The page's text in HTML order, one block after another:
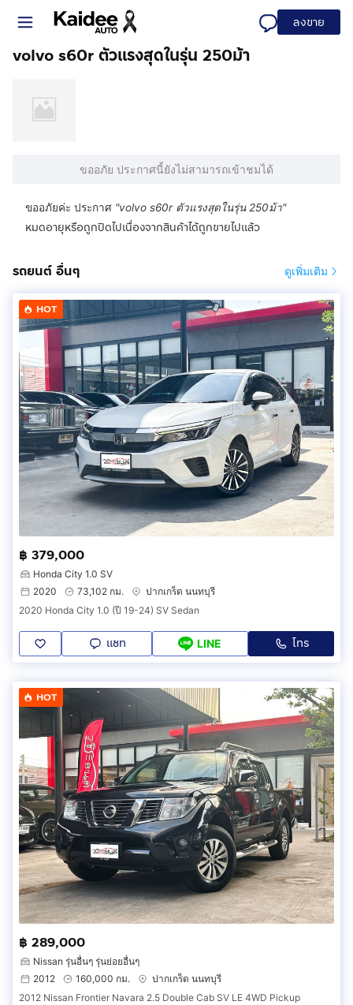
ลงขาย
volvo s60r ตัวแรงสุดในรุ่น 250ม้า
ขออภัย ประกาศนี้ยังไม่สามารถเข้าชมได้
ขออภัยค่ะ ประกาศ "volvo s60r ตัวแรงสุดในรุ่น 250ม้า"
หมดอายุหรือถูกปิดไปเนื่องจากสินค้าได้ถูกขายไปแล้ว
รถยนต์ อื่นๆ ดูเพิ่มเติม
HOT
฿ 379,000
Honda City 1.0 SV
2020
73,102 กม.
ปากเกร็ด นนทบุรี
2020 Honda City 1.0 (ปี 19-24) SV Sedan
แชท LINE โทร
HOT
฿ 289,000
Nissan รุ่นอื่นๆ รุ่นย่อยอื่นๆ
2012
160,000 กม.
ปากเกร็ด นนทบุรี
2012 Nissan Frontier Navara 2.5 Double Cab SV LE 4WD Pickup